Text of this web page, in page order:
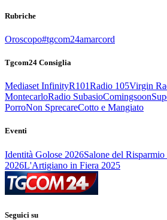
Rubriche
Oroscopo#tgcom24amarcord
Tgcom24 Consiglia
Mediaset InfinityR101Radio 105Virgin
MontecarloRadio SubasioComingsoon
PorroNon SprecareCotto e Mangiato
Eventi
Identità Golose 2026Salone del Risparmio
2026L'Artigiano in Fiera 2025
Seguici su